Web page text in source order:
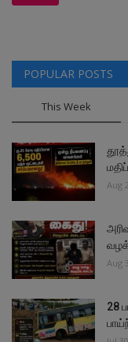
POPULAR POSTS
This Week
Aug
Aug
28